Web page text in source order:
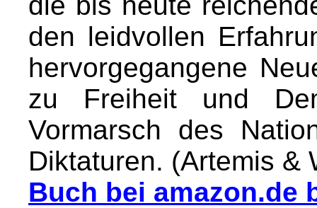
den leidvollen
hervorgegangene
zu Freiheit und
Vormarsch des
Diktaturen. (Artemis &
Buch bei amazon.de